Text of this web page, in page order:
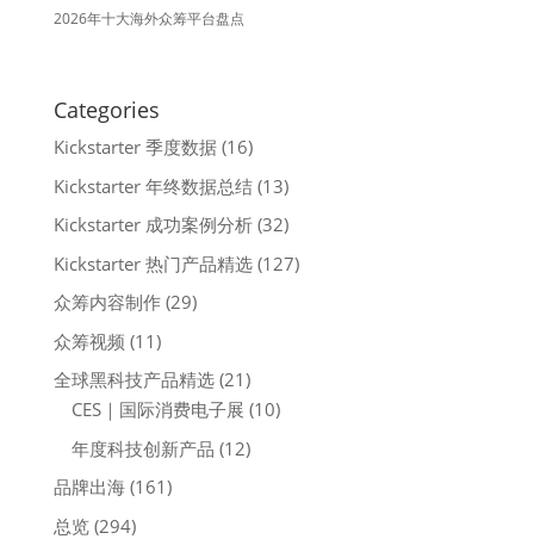
2026年十大海外众筹平台盘点
Categories
Kickstarter 季度数据(16)
Kickstarter 年终数据总结(13)
Kickstarter 成功案例分析(32)
Kickstarter 热门产品精选(127)
众筹内容制作(29)
众筹视频 (11)
全球黑科技产品精选(21)
CES｜国际消费电子展 (10)
年度科技创新产品 (12)
品牌出海(161)
总览(294)